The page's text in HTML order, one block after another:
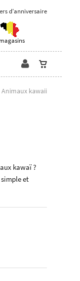
d'anniversaire
Animaux kawaii
kawaï ?
et